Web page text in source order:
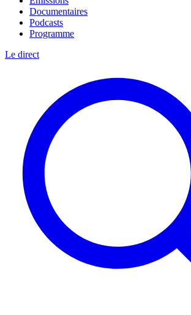
Documentaires
Podcasts
Programme
Le direct